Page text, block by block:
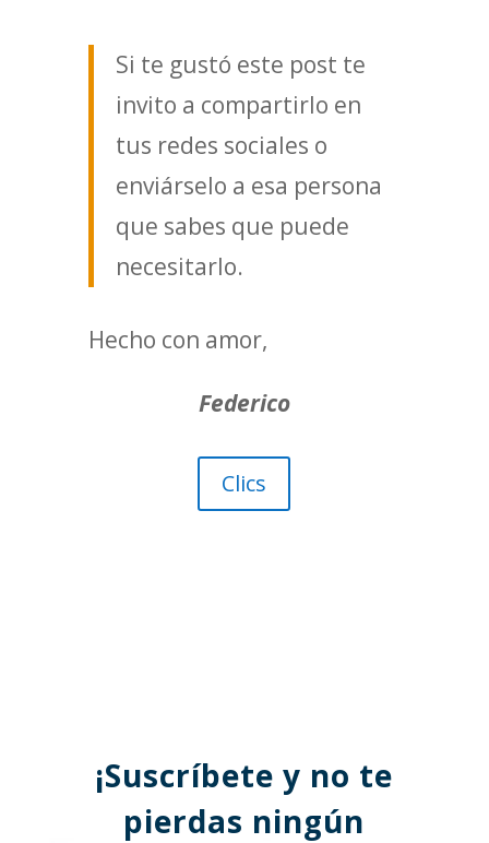
Si te gustó este post te
invito a compartirlo en
tus redes sociales o
enviárselo a esa persona
que sabes que puede
necesitarlo.
Hecho con amor,
Federico
Clics
¡Suscríbete y no te
pierdas ningún